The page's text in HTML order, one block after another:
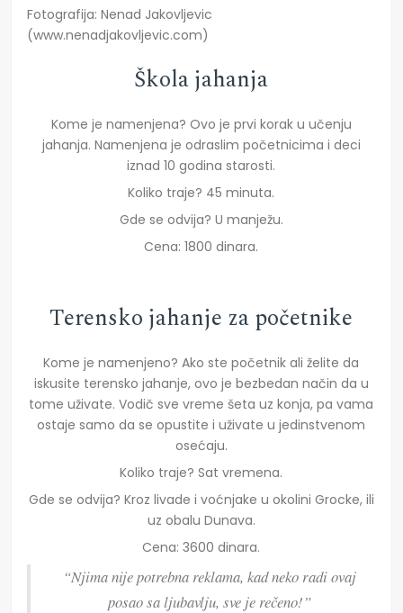
Fotografija: Nenad Jakovljevic
(www.nenadjakovljevic.com)
Škola jahanja
Kome je namenjena? Ovo je prvi korak u učenju
jahanja. Namenjena je odraslim početnicima i deci
iznad 10 godina starosti.
Koliko traje? 45 minuta.
Gde se odvija? U manježu.
Cena: 1800 dinara.
Terensko jahanje za početnike
Kome je namenjeno? Ako ste početnik ali želite da
iskusite terensko jahanje, ovo je bezbedan način da u
tome uživate. Vodič sve vreme šeta uz konja, pa vama
ostaje samo da se opustite i uživate u jedinstvenom
osećaju.
Koliko traje? Sat vremena.
Gde se odvija? Kroz livade i voćnjake u okolini Grocke, ili
uz obalu Dunava.
Cena: 3600 dinara.
“Njima nije potrebna reklama, kad neko radi ovaj
posao sa ljubavlju, sve je rečeno!”